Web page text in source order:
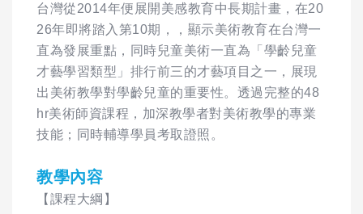
台灣從2014年便展開美感教育中長期計畫，在20
26年即將踏入第10期，，顯示美術教育在台灣一
直為發展重點，同時兒童美術一直為「學齡兒童
才藝學習類型」排行前三的才藝項目之一，展現
出美術教學對學齡兒童的重要性。透過完整的48
hr美術師資課程，加深教學者對美術教學的專業
技能；同時輔導學員考取證照。
教學內容
【課程大綱】